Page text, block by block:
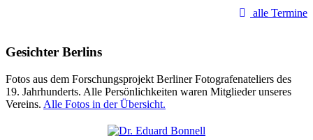
alle Termine
Gesichter Berlins
Fotos aus dem Forschungsprojekt Berliner Fotografenateliers des
19. Jahrhunderts. Alle Persönlichkeiten waren Mitglieder unseres
Vereins. Alle Fotos in der Übersicht.